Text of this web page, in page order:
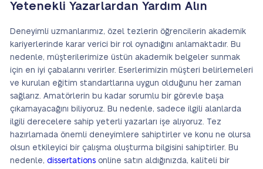
Yetenekli Yazarlardan Yardım Alın
Deneyimli uzmanlarımız, özel tezlerin öğrencilerin akademik
kariyerlerinde karar verici bir rol oynadığını anlamaktadır. Bu
nedenle, müşterilerimize üstün akademik belgeler sunmak
için en iyi çabalarını verirler. Eserlerimizin müşteri belirlemeleri
ve kurulan eğitim standartlarına uygun olduğunu her zaman
sağlarız. Amatörlerin bu kadar sorumlu bir görevle başa
çıkamayacağını biliyoruz. Bu nedenle, sadece ilgili alanlarda
ilgili derecelere sahip yeterli yazarları işe alıyoruz. Tez
hazırlamada önemli deneyimlere sahiptirler ve konu ne olursa
olsun etkileyici bir çalışma oluşturma bilgisini sahiptirler. Bu
nedenle, dissertations online satın aldığınızda, kaliteli bir